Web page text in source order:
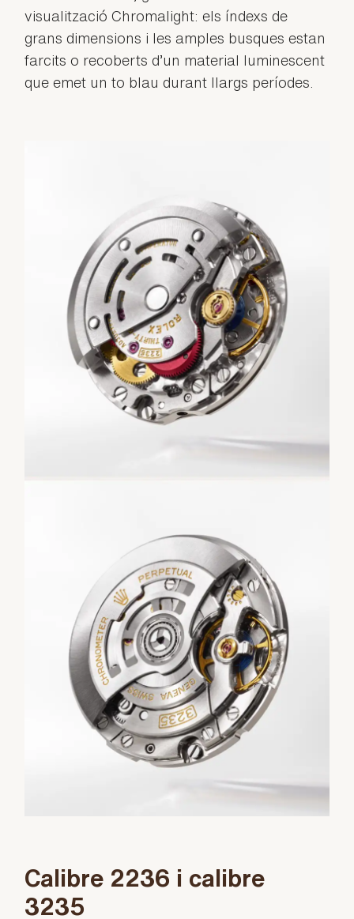
visualització Chromalight: els índexs de
grans dimensions i les amples busques estan
farcits o recoberts d’un material luminescent
que emet un to blau durant llargs períodes.
Calibre 2236 i calibre
3235